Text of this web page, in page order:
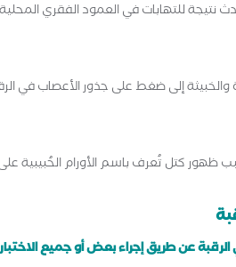
نتيجة للتهابات في العمود الفقري المحلية
والخبيثة إلى ضغط على جذور الأعصاب في
ظهور كتل تُعرف باسم الأورام
عن طريق إجراء بعض أو جميع